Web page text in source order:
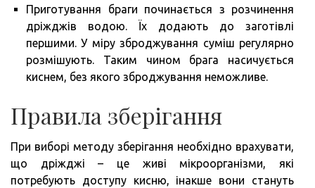
Приготування браги починається з розчинення
дріжджів водою. Їх додають до заготівлі
першими. У міру зброджування суміш регулярно
розмішують. Таким чином брага насичується
киснем, без якого зброджування неможливе.
Правила зберігання
При виборі методу зберігання необхідно врахувати,
що дріжджі – це живі мікроорганізми, які
потребують доступу кисню, інакше вони стануть